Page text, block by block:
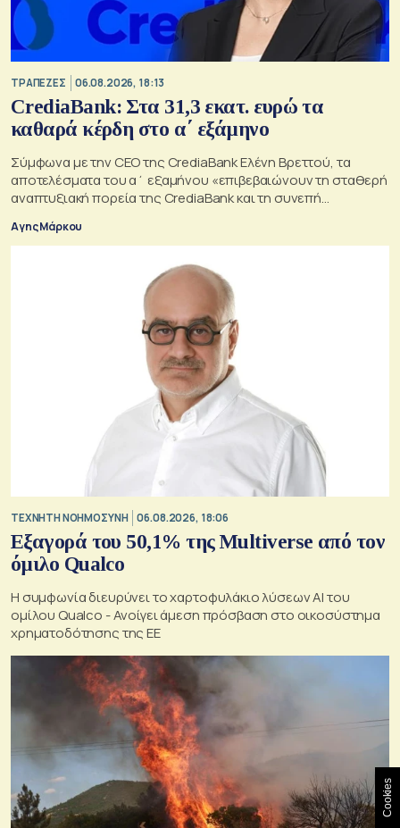
ΤΡΑΠΕΖΕΣ 06.08.2026, 18:13
CrediaBank: Στα 31,3 εκατ. ευρώ τα
καθαρά κέρδη στο α΄ εξάμηνο
Σύμφωνα με την CEO της CrediaBank Ελένη Βρεττού, τα
αποτελέσματα του α΄ εξαμήνου «επιβεβαιώνουν τη σταθερή
αναπτυξιακή πορεία της CrediaBank και τη συνεπή
Αγης Μάρκου
TΕΧΝΗΤΗ ΝΟΗΜΟΣΥΝΗ 06.08.2026, 18:06
Εξαγορά του 50,1% της Multiverse από τον
όμιλο Qualco
Η συμφωνία διευρύνει το χαρτοφυλάκιο λύσεων ΑΙ του
ομίλου Qualco - Ανοίγει άμεση πρόσβαση στο οικοσύστημα
χρηματοδότησης της ΕΕ
Cookies